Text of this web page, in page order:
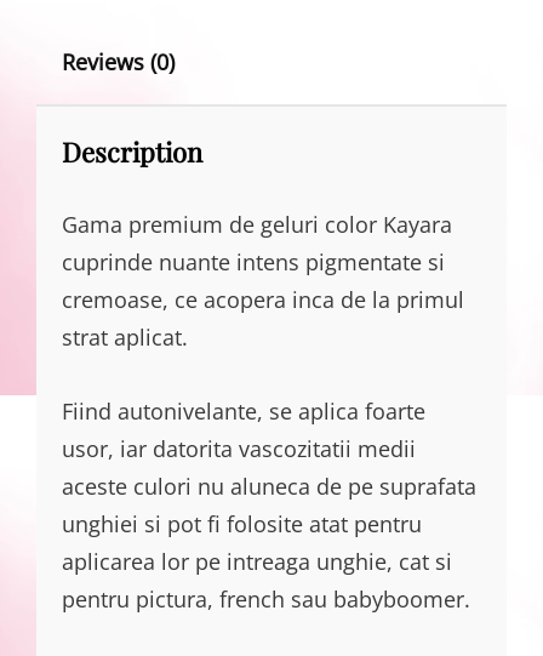
Reviews (0)
Description
Gama premium de geluri color Kayara
cuprinde nuante intens pigmentate si
cremoase, ce acopera inca de la primul
strat aplicat.
Fiind autonivelante, se aplica foarte
usor, iar datorita vascozitatii medii
aceste culori nu aluneca de pe suprafata
unghiei si pot fi folosite atat pentru
aplicarea lor pe intreaga unghie, cat si
pentru pictura, french sau babyboomer.